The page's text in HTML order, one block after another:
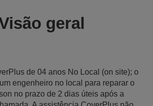
geral
de 04 anos No Local (on site); o
engenheiro no local para reparar o
no prazo de 2 dias úteis após a